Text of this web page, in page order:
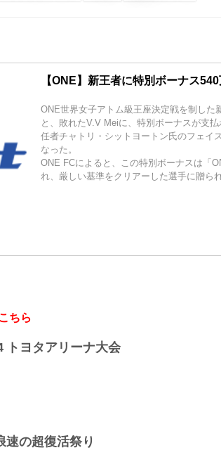
【ONE】新王者に特別ボーナス540
ONE世界女子アトム級王座決定戦を制した
と、敗れたV.V Meiに、特別ボーナスが支
任者チャトリ・シットヨートン氏のフェイ
なった。
ONE FCによると、この特別ボーナスは「
れ、厳しい基準をクリアーした選手に贈られ
ちら
トヨタアリーナ大会
速の超復活祭り